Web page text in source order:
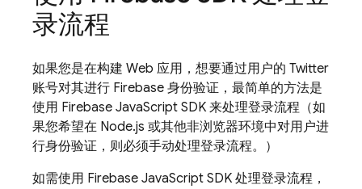
录流程
如果您是在构建 Web 应用，想要通过用户的 Twitter
账号对其进行 Firebase 身份验证，最简单的方法是
使用 Firebase JavaScript SDK 来处理登录流程（如
果您希望在 Node.js 或其他非浏览器环境中对用户进
行身份验证，则必须手动处理登录流程。）
如需使用 Firebase JavaScript SDK 处理登录流程，